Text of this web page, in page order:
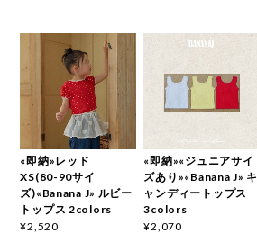
«即納»レッド
XS(80-90サイ
ズ)«Banana J» ルビー
トップス 2colors
¥2,520
«即納»«ジュニアサイ
ズあり»«Banana J» キ
ャンディートップス
3colors
¥2,070